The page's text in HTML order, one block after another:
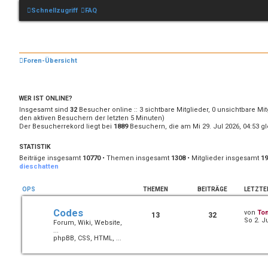
Schnellzugriff FAQ
Foren-Übersicht
WER IST ONLINE?
Insgesamt sind 32 Besucher online :: 3 sichtbare Mitglieder, 0 unsichtbare
den aktiven Besuchern der letzten 5 Minuten)
Der Besucherrekord liegt bei 1889Besuchern, die am Mi 29. Jul 2026, 04:53
STATISTIK
Beiträge insgesamt 10770• Themen insgesamt 1308• Mitglieder insgesamt
dieschatten
OPS THEMEN BEITRÄGE
Codes
Forum, Wiki, Website,
phpBB, CSS, HTML, ...
13 32 von
So 2.